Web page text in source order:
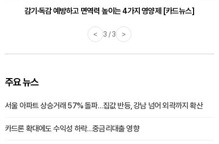
감기·독감 예방하고 면역력 높이는 4가지 영양제 [카드뉴스]
< 3 / 3 >
주요 뉴스
서울 아파트 상승거래 57% 돌파…집값 반등, 강남 넘어 외곽까지 확산
카드론 확대에도 수익성 하락…중금리대출 영향